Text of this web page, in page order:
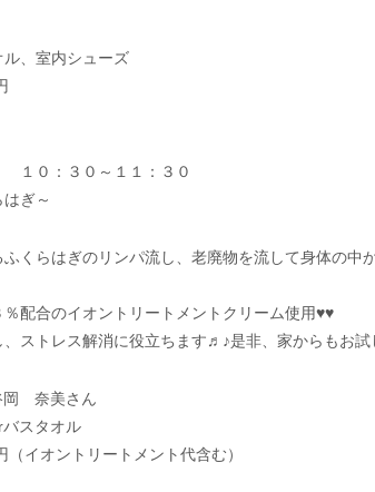
、室内シューズ
０：３０～１１：３０
ぎ～
くらはぎのリンパ流し、老廃物を流して身体の中
配合のイオントリートメントクリーム使用♥♥
ストレス解消に役立ちます♬♪是非、家からもお試
奈美さん
スタオル
（イオントリートメント代含む）